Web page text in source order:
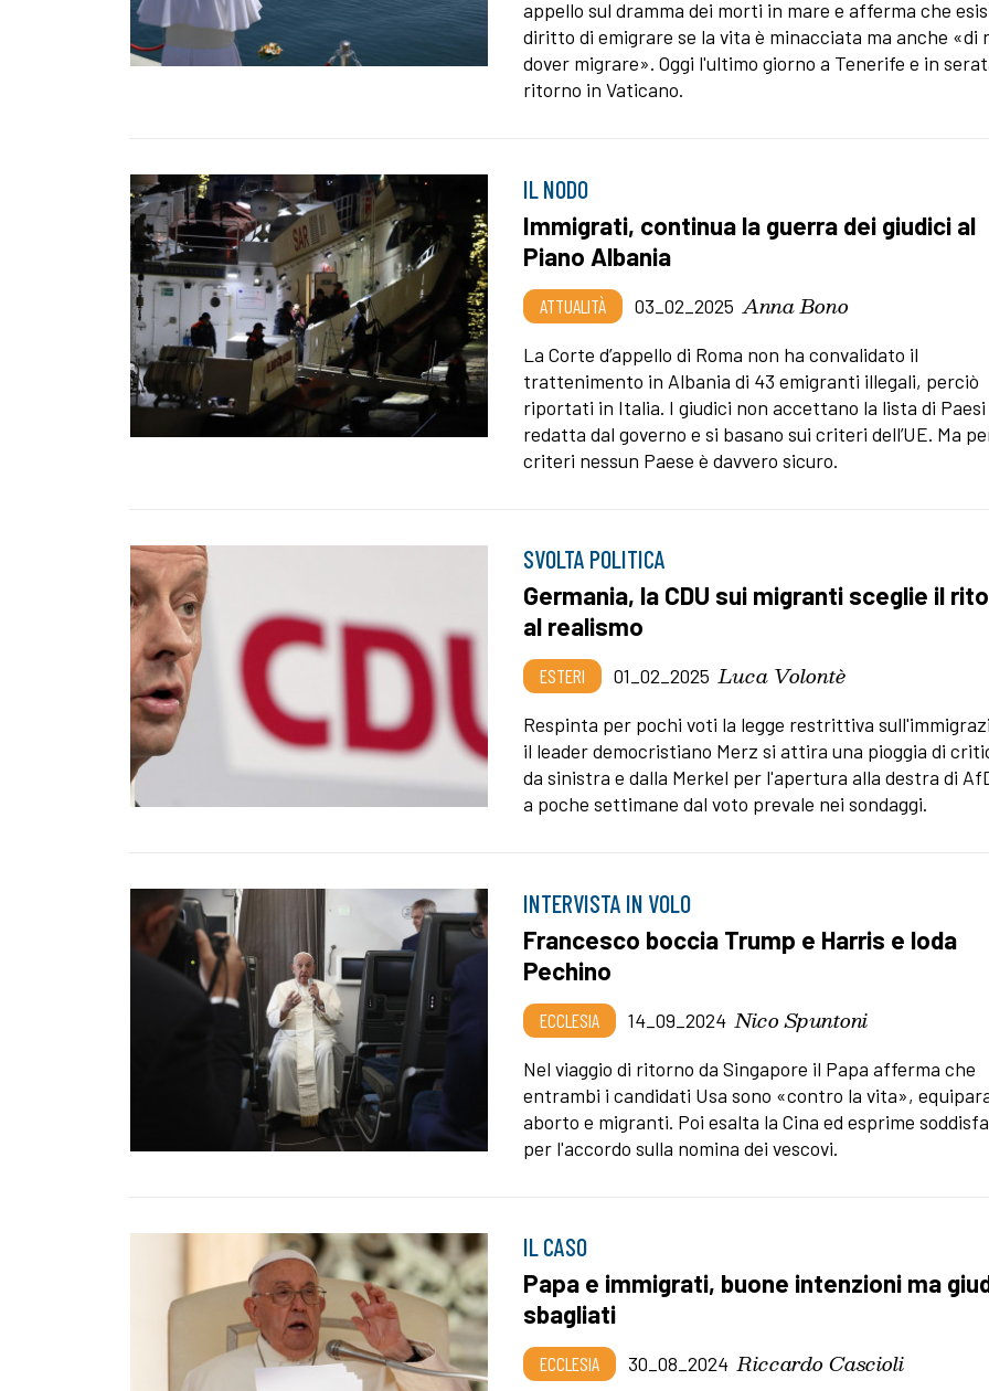
appello sul dramma dei morti in mare e afferma che
diritto di emigrare se la vita è minacciata ma anche «di
dover migrare». Oggi l'ultimo giorno a Tenerife e in
ritorno in Vaticano.
IL NODO
Immigrati, continua la guerra dei giudici al
Piano Albania
ATTUALITÀ 03_02_2025 Anna Bono
La Corte d’appello di Roma non ha convalidato il
trattenimento in Albania di 43 emigranti illegali, perciò
riportati in Italia. I giudici non accettano la lista di
redatta dal governo e si basano sui criteri dell’UE. Ma
criteri nessun Paese è davvero sicuro.
SVOLTA POLITICA
Germania, la CDU sui migranti sceglie il
al realismo
ESTERI 01_02_2025 Luca Volontè
Respinta per pochi voti la legge restrittiva
il leader democristiano Merz si attira una pioggia di
da sinistra e dalla Merkel per l'apertura alla destra di
a poche settimane dal voto prevale nei sondaggi.
INTERVISTA IN VOLO
Francesco boccia Trump e Harris e loda
Pechino
ECCLESIA 14_09_2024 Nico Spuntoni
Nel viaggio di ritorno da Singapore il Papa afferma che
entrambi i candidati Usa sono «contro la vita»,
aborto e migranti. Poi esalta la Cina ed esprime
per l'accordo sulla nomina dei vescovi.
IL CASO
Papa e immigrati, buone intenzioni ma
sbagliati
ECCLESIA 30_08_2024 Riccardo Cascioli